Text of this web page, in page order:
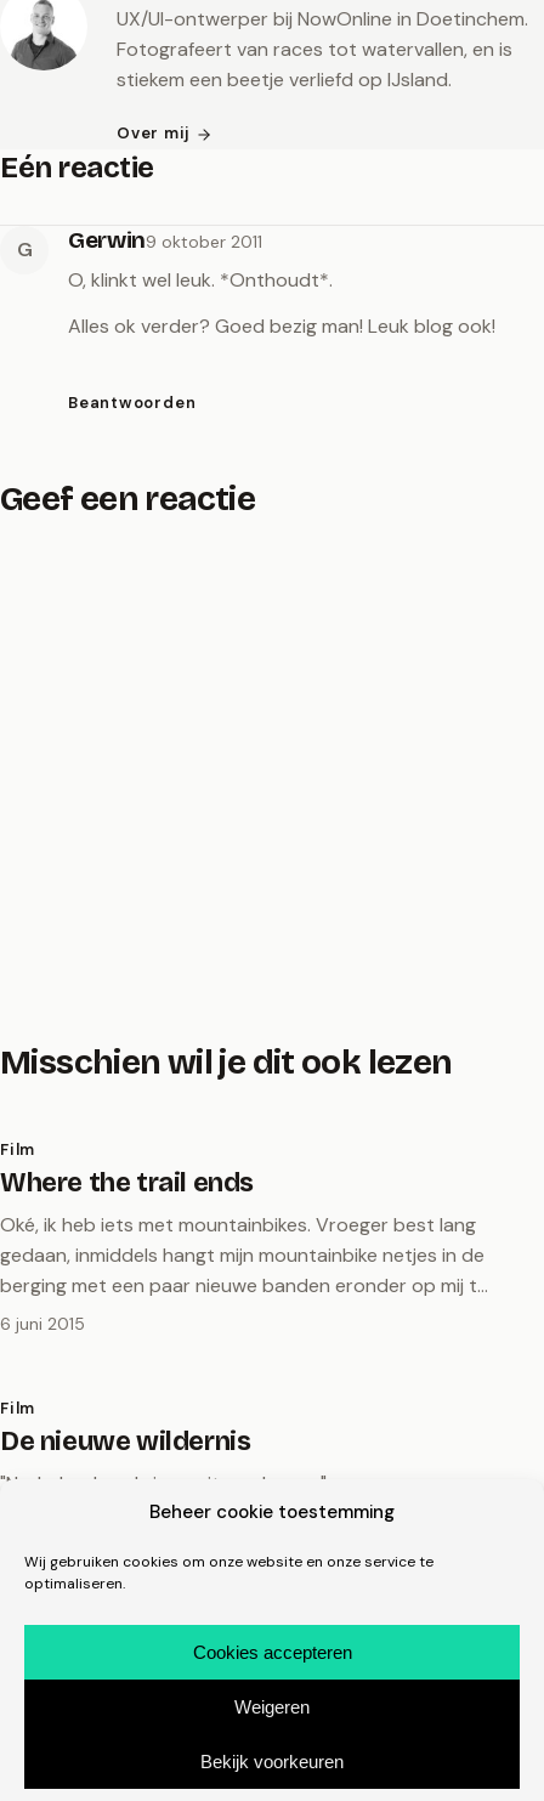
Beheer cookie toestemming
Wij gebruiken cookies om onze website en onze service te
optimaliseren.
Cookies accepteren
Weigeren
Bekijk voorkeuren
UX/UI-ontwerper bij NowOnline in Doetinchem.
Fotografeert van races tot watervallen, en is
stiekem een beetje verliefd op IJsland.
Over mij
Eén reactie
G Gerwin9 oktober 2011
O, klinkt wel leuk. *Onthoudt*.
Alles ok verder? Goed bezig man! Leuk blog ook!
Beantwoorden
Geef een reactie
Misschien wil je dit ook lezen
Film
Where the trail ends
Oké, ik heb iets met mountainbikes. Vroeger best lang
gedaan, inmiddels hangt mijn mountainbike netjes in de
berging met een paar nieuwe banden eronder op mij t…
6 juni 2015
Film
De nieuwe wildernis
"Nederland zoals je nooit eerder zag"
Eindelijk! Net precies de film/docu 'Helvetica' uit 2007 gezien.
Ooit werd deze eens aangeraden door een docent op de